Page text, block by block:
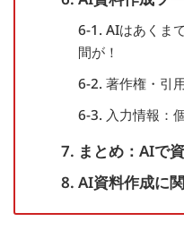
6-1. AIはあくま
間が！
6-2. 著作権・引
6-3. 入力情報：
7. まとめ：AIで
8. AI資料作成に